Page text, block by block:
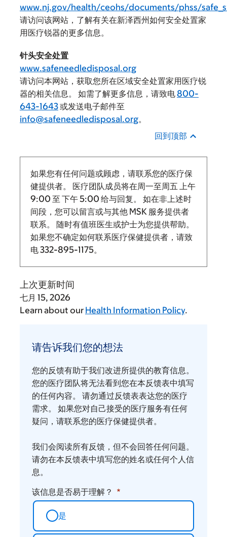
www.nj.gov/health/ceohs/documents/phss/
请访问该网站，了解有关在新泽西州如何安全处置家
用医疗锐器的更多信息。
针头安全处置
www.safeneedledisposal.org
请访问本网站，获取您所在区域安全处置家用医疗锐
器的相关信息。 如需了解更多信息，请致电800-
643-1643或发送电子邮件至
info@safeneedledisposal.org。
回到顶部
如果您有任何问题或顾虑，请联系您的医疗保
健提供者。 医疗团队成员将在周一至周五 上午
9:00 至 下午 5:00 给与回复。
如在非上述时
间段，您可以留言或与其他 MSK 服务提供者
联系。 随时有值班医生或护士为您提供帮助。
如果您不确定如何联系医疗保健提供者，请致
电332-895-1175。
上次更新时间
七月 15, 2026
Learn about our Health Information Policy.
告
我
们
您
的
想
请告诉我们您的想法
您的反馈有助于我们改进所提供的教育信息。
您的医疗团队将无法看到您在本反馈表中填写
的任何内容。 请勿通过反馈表表达您的医疗
需求。 如果您对自己接受的医疗服务有任何
疑问，请联系您的医疗保健提供者。
我们会阅读所有反馈，但不会回答任何问题。
请勿在本反馈表中填写您的姓名或任何个人信
息。
该信息是否易于理解？
是